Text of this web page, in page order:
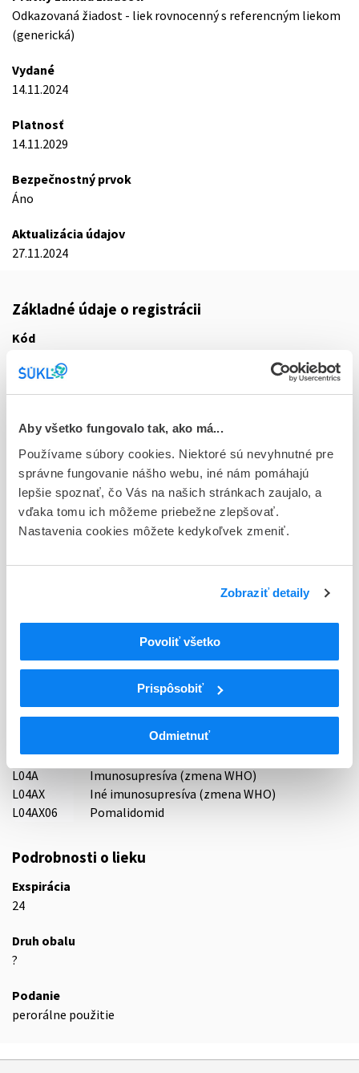
Aby všetko fungovalo tak, ako má...
Používame súbory cookies. Niektoré sú nevyhnutné pre
správne fungovanie nášho webu, iné nám pomáhajú
lepšie spoznať, čo Vás na našich stránkach zaujalo, a
vďaka tomu ich môžeme priebežne zlepšovať.
Nastavenia cookies môžete kedykoľvek zmeniť.
Zobraziť detaily
Povoliť všetko
Prispôsobiť
Odmietnuť
Odkazovaná žiadost - liek rovnocenný s referencným liekom
(generická)
Vydané
14.11.2024
Platnosť
14.11.2029
Bezpečnostný prvok
Áno
Aktualizácia údajov
27.11.2024
Základné údaje o registrácii
Kód
Registračné číslo
Doplnok
cps dur 63x1x3 mg (blis.PVC/PCTFE/PVC/Al - jednotk.bal.)
Stav
E - EU registrácia
Indikačná skupina
59 - IMMUNOPRAEPARATA
ATC
Cytostatiká a imunomodulátory
L04
Imunosupresíva (zmena WHO)
L04A
Imunosupresíva (zmena WHO)
L04AX
Iné imunosupresíva (zmena WHO)
L04AX06
Pomalidomid
Podrobnosti o lieku
Exspirácia
24
Druh obalu
?
Podanie
perorálne použitie